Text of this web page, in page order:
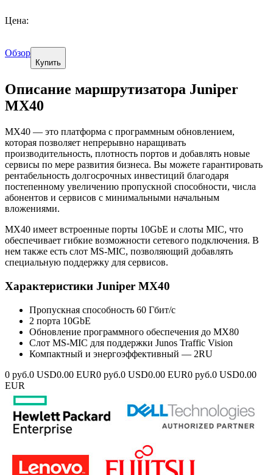
Цена:
Обзор
Купить
Описание маршрутизатора Juniper
MX40
MX40 — это платформа с программным обновлением,
которая позволяет непрерывно наращивать
производительность, плотность портов и добавлять новые
сервисы по мере развития бизнеса. Вы можете гарантировать
рентабельность долгосрочных инвестиций благодаря
постепенному увеличению пропускной способности, числа
абонентов и сервисов с минимальными начальным
вложениями.
MX40 имеет встроенные порты 10GbE и слоты MIC, что
обеспечивает гибкие возможности сетевого подключения. В
нем также есть слот MS-MIC, позволяющий добавлять
специальную поддержку для сервисов.
Характеристики Juniper MX40
Пропускная способность 60 Гбит/с
2 порта 10GbE
Обновление программного обеспечения до MX80
Слот MS-MIC для поддержки Junos Traffic Vision
Компактный и энергоэффективный — 2RU
0 руб.0 USD0.00 EUR0 руб.0 USD0.00 EUR0 руб.0 USD0.00
EUR